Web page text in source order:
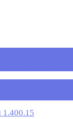
1.400.15